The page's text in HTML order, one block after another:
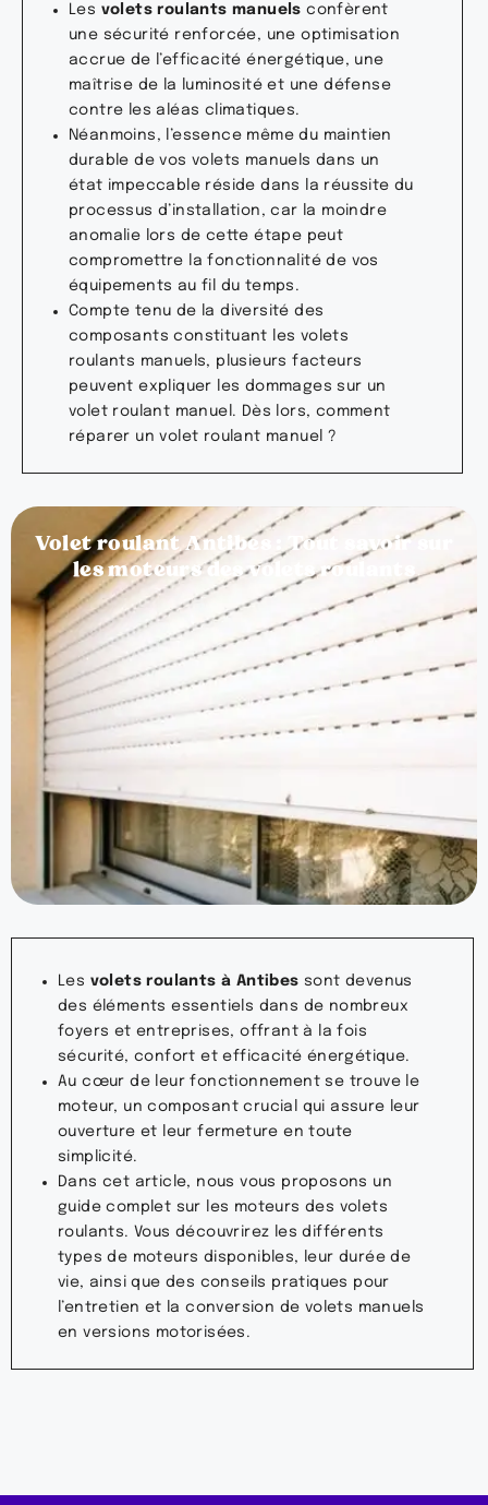
Les volets roulants manuels confèrent
une sécurité renforcée, une optimisation
accrue de l’efficacité énergétique, une
maîtrise de la luminosité et une défense
contre les aléas climatiques.
Néanmoins, l’essence même du maintien
durable de vos volets manuels dans un
état impeccable réside dans la réussite du
processus d’installation, car la moindre
anomalie lors de cette étape peut
compromettre la fonctionnalité de vos
équipements au fil du temps.
Compte tenu de la diversité des
composants constituant les volets
roulants manuels, plusieurs facteurs
peuvent expliquer les dommages sur un
volet roulant manuel. Dès lors, comment
réparer un volet roulant manuel ?
Volet roulant Antibes : Tout savoir sur
les moteurs des volets roulants
Les volets roulants à Antibes sont devenus
des éléments essentiels dans de nombreux
foyers et entreprises, offrant à la fois
sécurité, confort et efficacité énergétique.
Au cœur de leur fonctionnement se trouve le
moteur, un composant crucial qui assure leur
ouverture et leur fermeture en toute
simplicité.
Dans cet article, nous vous proposons un
guide complet sur les moteurs des volets
roulants. Vous découvrirez les différents
types de moteurs disponibles, leur durée de
vie, ainsi que des conseils pratiques pour
l’entretien et la conversion de volets manuels
en versions motorisées.